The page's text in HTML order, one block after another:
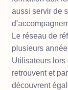
aussi servir de
Le réseau de
plusieurs
Utilisateurs lors
retrouvent et
découvrent